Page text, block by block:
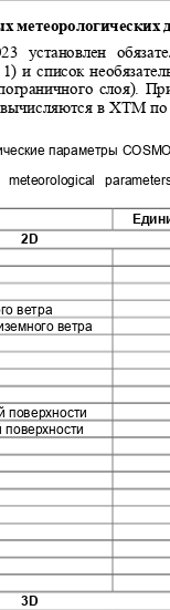
установлен
и список
слоя).
вычисляются в ХТМ
параметры
meteorological
2D
ветра
ветра
поверхности
3D